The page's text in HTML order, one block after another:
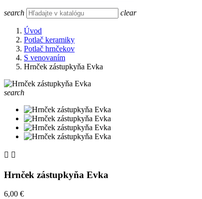
search clear
Úvod
Potlač keramiky
Potlač hrnčekov
S venovaním
Hrnček zástupkyňa Evka
search
 
Hrnček zástupkyňa Evka
6,00 €